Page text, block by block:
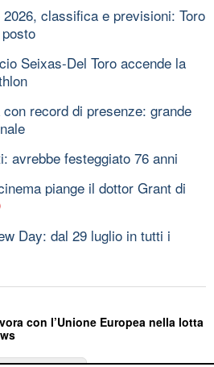
classifica e previsioni: Toro
Seixas-Del Toro accende la
record di presenze: grande
avrebbe festeggiato 76 anni
piange il dottor Grant di
Day: dal 29 luglio in tutti i
con l’Unione Europea nella lotta